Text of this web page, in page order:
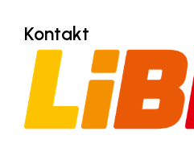
VALETTA
Verband Druck
Wirtschaftskammer
WKS Fachgruppe
Kontakt